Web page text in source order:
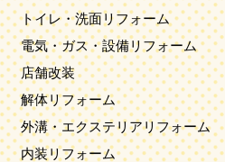
トイレ・洗面リフォーム
電気・ガス・設備リフォーム
店舗改装
解体リフォーム
外溝・エクステリアリフォーム
内装リフォーム